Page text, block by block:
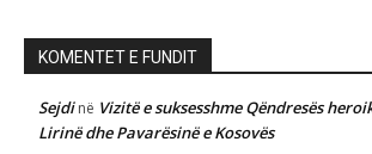
KOMENTET E FUNDIT
Sejdinë Vizitë e suksesshme Qëndresës
Lirinë dhe Pavarësinë e Kosovës